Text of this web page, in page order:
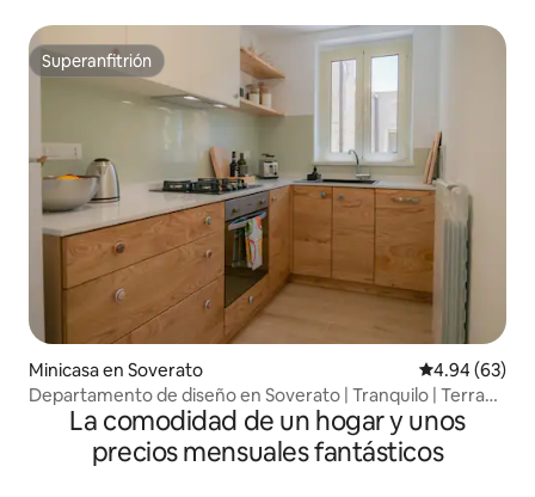
Superanfitrión
Superanfitrión
Minicasa en Soverato Calificación
4.94 (63)
Departamento de diseño en Soverato | Tranquilo | Terraza
| A 6 min del mar
La comodidad de un hogar y unos
precios mensuales fantásticos